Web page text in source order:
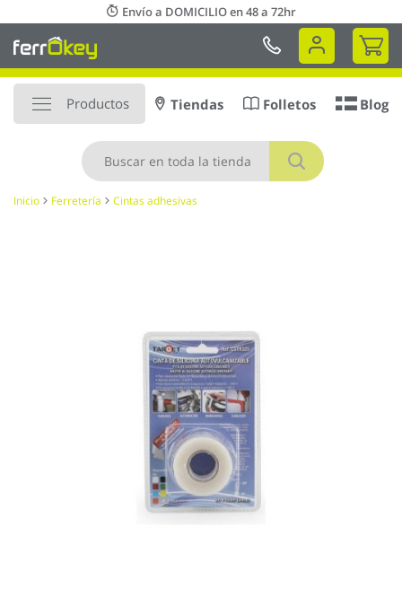
al
contenido
Envío a DOMICILIO en 48 a 72hr
Mi
Productos
Buscar
Tiendas Folletos Blog
Inicio Ferretería Cintas adhesivas